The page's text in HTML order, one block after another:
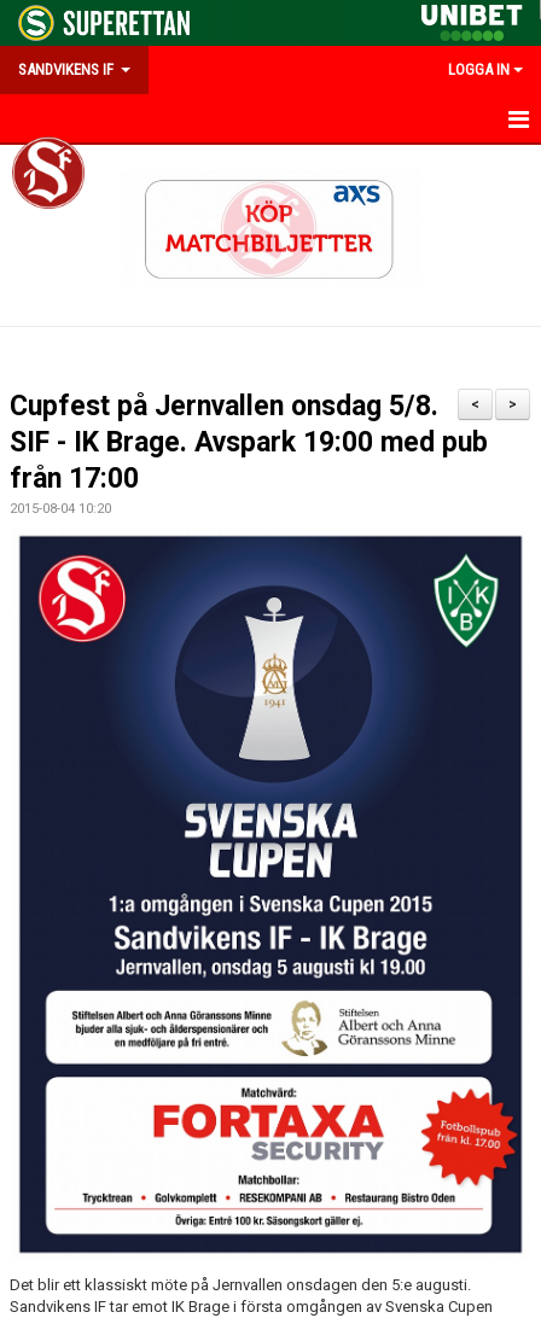
SANDVIKENS IF LOGGA IN
HEM
#FRAMTIDSSUPPORTER
PARTNERS & MEDLEMSERBJUDANDEN
EMILIAS MINNESFOND
INTRESSEANMÄLAN FÖR SPELARE
INTRESSEANMÄLAN LEDARE
ANMÄLAN TILL CAMPER
>
<
Cupfest på Jernvallen onsdag 5/8.
SIF - IK Brage. Avspark 19:00 med pub
från 17:00
2015-08-04 10:20
Det blir ett klassiskt möte på Jernvallen onsdagen den 5:e augusti.
Sandvikens IF tar emot IK Brage i första omgången av Svenska Cupen